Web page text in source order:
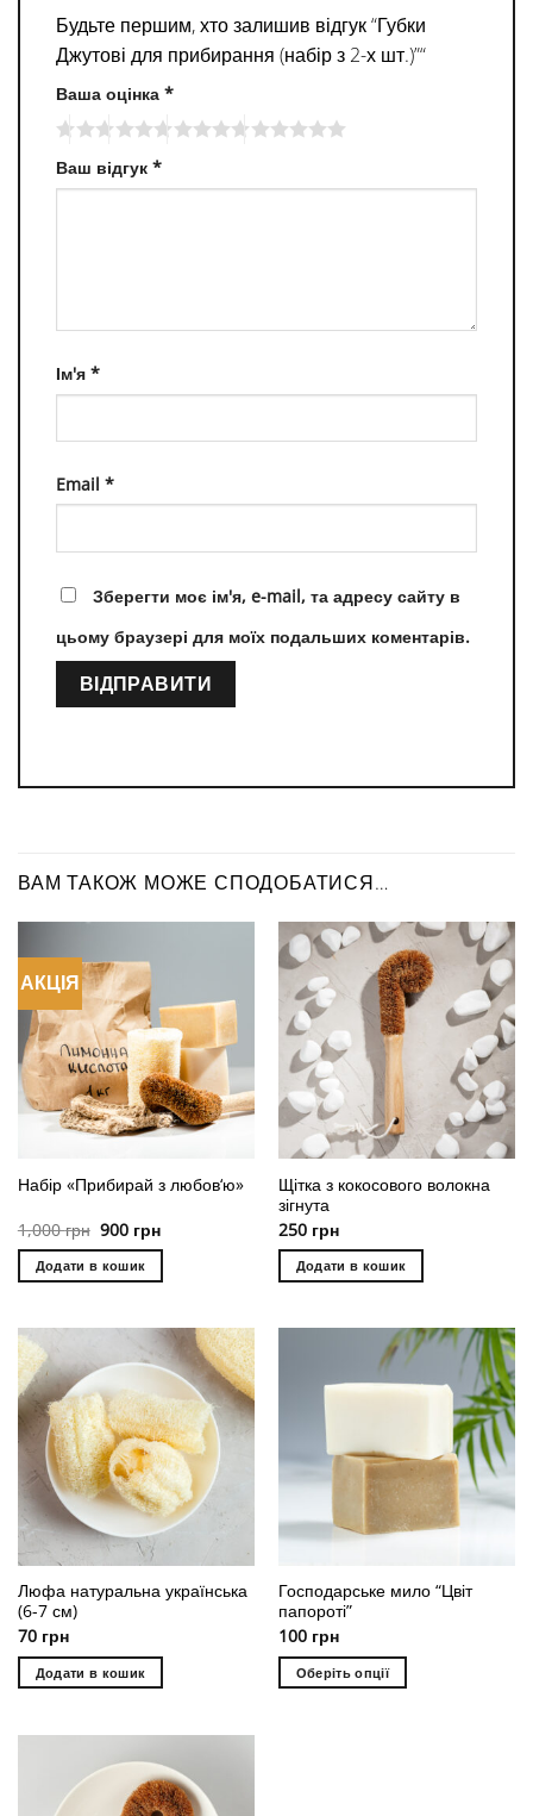
Будьте першим, хто залишив відгук “Губки
Джутові для прибирання (набір з 2-х шт.)”“
Ваша оцінка *
Ваш відгук *
Ім'я *
Email *
Зберегти моє ім'я, e-mail, та адресу сайту в
цьому браузері для моїх подальших коментарів.
ВАМ ТАКОЖ МОЖЕ СПОДОБАТИСЯ…
АКЦІЯ
Набір «Прибирай з любов‘ю»
1,000грн Original
price
was:
1,000 грн.
900 грнCurrent
price
is:
Додати в кошик
Щітка з кокосового волокна
зігнута
250 грн
Додати в кошик
Люфа натуральна українська
(6-7 см)
70 грн
Додати в кошик
Господарське мило “Цвіт
папороті”
100 грн
Оберіть опції